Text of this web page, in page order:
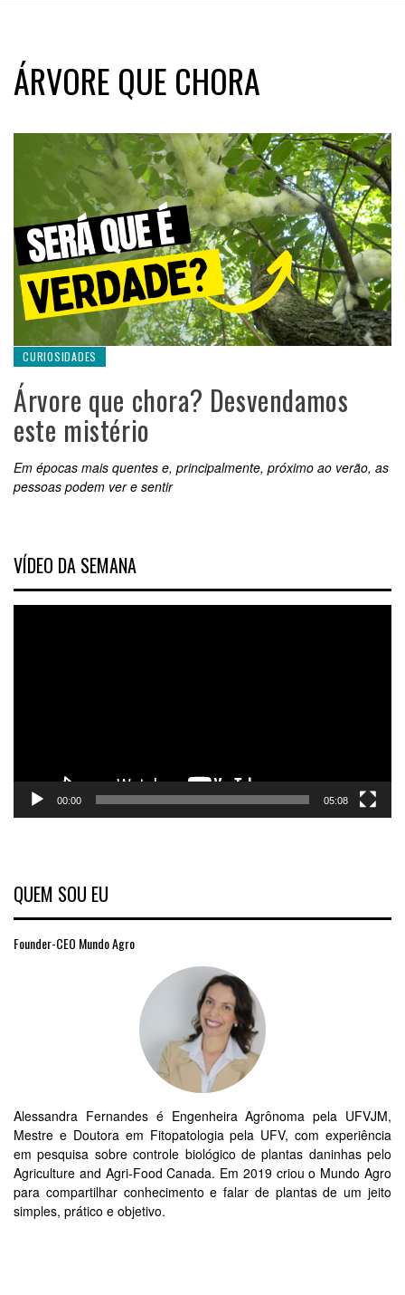
ÁRVORE QUE CHORA
CURIOSIDADES
Árvore que chora? Desvendamos
este mistério
Em épocas mais quentes e, principalmente, próximo ao verão, as
pessoas podem ver e sentir
VÍDEO DA SEMANA
00:00 05:08
QUEM SOU EU
Founder-CEO Mundo Agro
Alessandra Fernandes é Engenheira Agrônoma pela UFVJM,
Mestre e Doutora em Fitopatologia pela UFV, com experiência
em pesquisa sobre controle biológico de plantas daninhas pelo
Agriculture and Agri-Food Canada. Em 2019 criou o Mundo Agro
para compartilhar conhecimento e falar de plantas de um jeito
simples, prático e objetivo.